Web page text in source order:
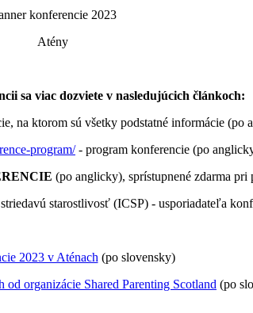
sa viac dozviete v nasledujúcich článkoch:
na ktorom sú všetky podstatné informácie (po
program/- program konferencie (po
(po anglicky), sprístupnené zdarma
starostlivosť (ICSP) - usporiadateľa
2023 v Aténach (po slovensky)
organizácie Shared Parenting Scotland (po